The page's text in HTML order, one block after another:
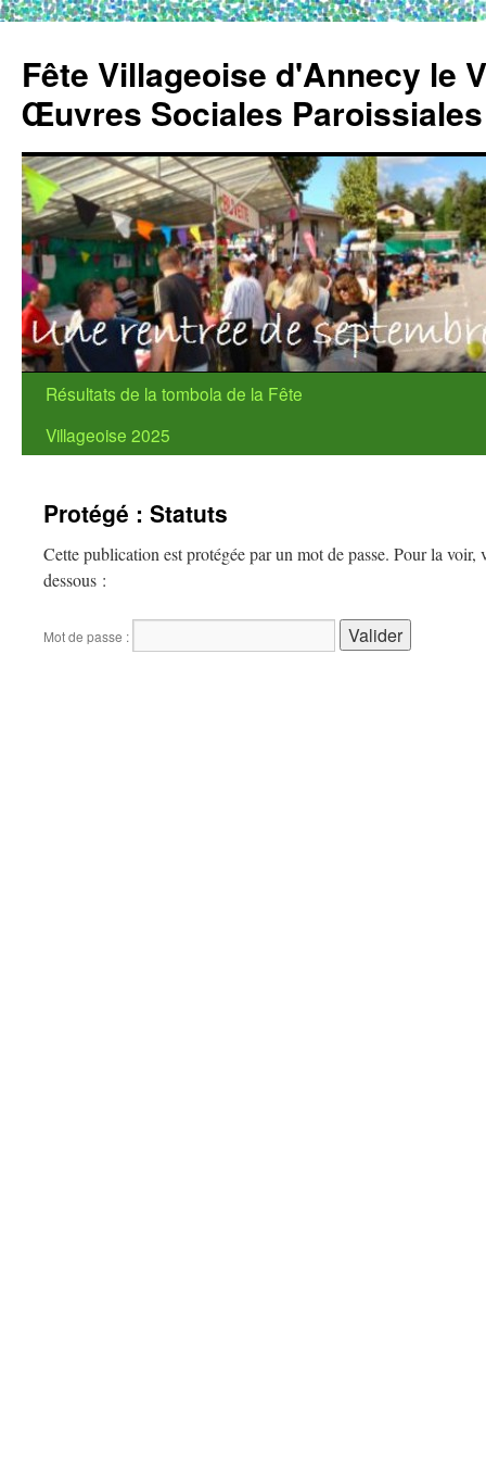
Fête Villageoise d'Annecy le
Œuvres Sociales
Aller
Résultats de la tombola de la Fête
Villageoise 2025
Protégé : Statuts
Cette publication est protégée par un mot de passe. Pour la voir,
dessous :
Mot de passe :